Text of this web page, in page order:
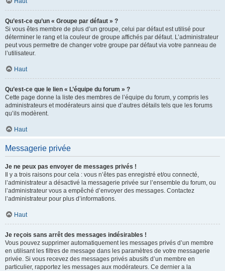
Qu’est-ce qu’un « Groupe par défaut » ?
Si vous êtes membre de plus d’un groupe, celui par défaut est utilisé pour
déterminer le rang et la couleur de groupe affichés par défaut. L’administrateur
peut vous permettre de changer votre groupe par défaut via votre panneau de
l’utilisateur.
Haut
Qu’est-ce que le lien « L’équipe du forum » ?
Cette page donne la liste des membres de l’équipe du forum, y compris les
administrateurs et modérateurs ainsi que d’autres détails tels que les forums
qu’ils modèrent.
Haut
Messagerie privée
Je ne peux pas envoyer de messages privés !
Il y a trois raisons pour cela : vous n’êtes pas enregistré et/ou connecté,
l’administrateur a désactivé la messagerie privée sur l’ensemble du forum, ou
l’administrateur vous a empêché d’envoyer des messages. Contactez
l’administrateur pour plus d’informations.
Haut
Je reçois sans arrêt des messages indésirables !
Vous pouvez supprimer automatiquement les messages privés d’un membre
en utilisant les filtres de message dans les paramètres de votre messagerie
privée. Si vous recevez des messages privés abusifs d’un membre en
particulier, rapportez les messages aux modérateurs. Ce dernier a la